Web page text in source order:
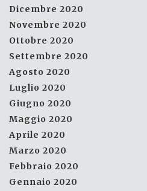
Dicembre 2020
Novembre 2020
Ottobre 2020
Settembre 2020
Agosto 2020
Luglio 2020
Giugno 2020
Maggio 2020
Aprile 2020
Marzo 2020
Febbraio 2020
Gennaio 2020